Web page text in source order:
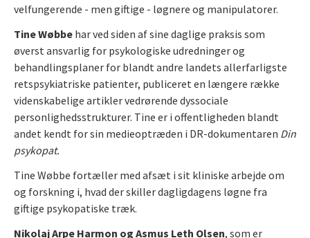
velfungerende - men giftige - løgnere og manipulatorer.
Tine Wøbbe har ved siden af sine daglige praksis som
øverst ansvarlig for psykologiske udredninger og
behandlingsplaner for blandt andre landets allerfarligste
retspsykiatriske patienter, publiceret en længere række
videnskabelige artikler vedrørende dyssociale
personlighedsstrukturer. Tine er i offentligheden blandt
andet kendt for sin medieoptræden i DR-dokumentaren Din
psykopat.
Tine Wøbbe fortæller med afsæt i sit kliniske arbejde om
og forskning i, hvad der skiller dagligdagens løgne fra
giftige psykopatiske træk.
Nikolaj Arpe Harmon og Asmus Leth Olsen, som er